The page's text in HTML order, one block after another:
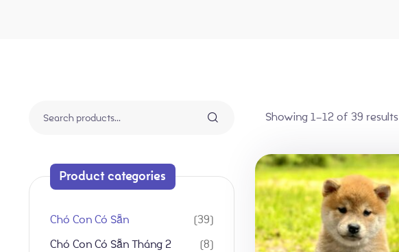
Showing 1–12 of 39 results
Product categories
39
Chó Con Có Sẵn
8
Chó Con Có Sẵn Tháng 2